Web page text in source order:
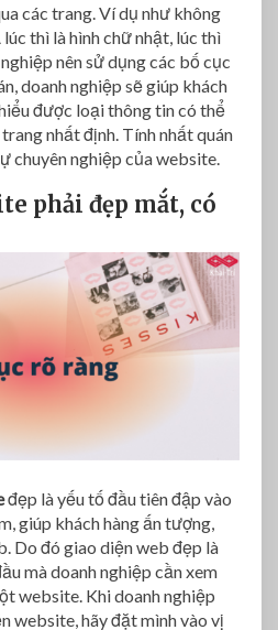
các trang. Ví dụ như không
thì là hình chữ nhật, lúc thì
nên sử dụng các bố cục
doanh nghiệp sẽ giúp khách
được loại thông tin có thể
nhất định. Tính nhất quán
chuyên nghiệp của website.
phải đẹp mắt, có
đẹp là yếu tố đầu tiên đập vào
giúp khách hàng ấn tượng,
Do đó giao diện web đẹp là
mà doanh nghiệp cần xem
website. Khi doanh nghiệp
website, hãy đặt mình vào vị